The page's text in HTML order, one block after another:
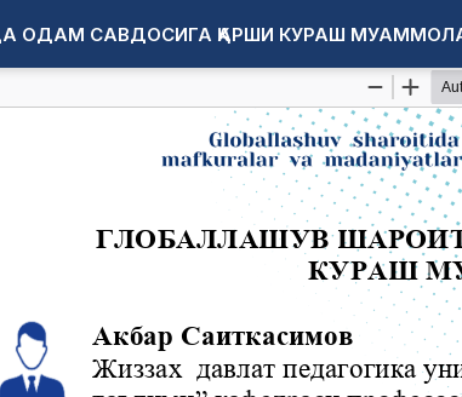
ОДАМ САВДОСИГА ҚАРШИ КУРАШ